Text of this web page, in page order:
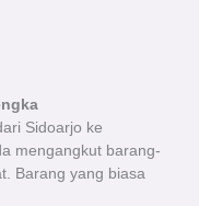
Sidoarjo ke
mengangkut barang-
Barang yang biasa